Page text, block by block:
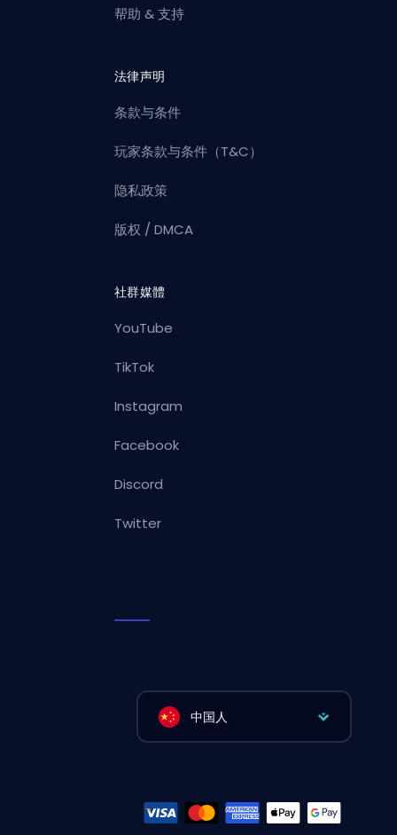
帮助 & 支持
法律声明
条款与条件
玩家条款与条件（T&C）
隐私政策
版权 / DMCA
社群媒體
YouTube
TikTok
Instagram
Facebook
Discord
Twitter
中国人